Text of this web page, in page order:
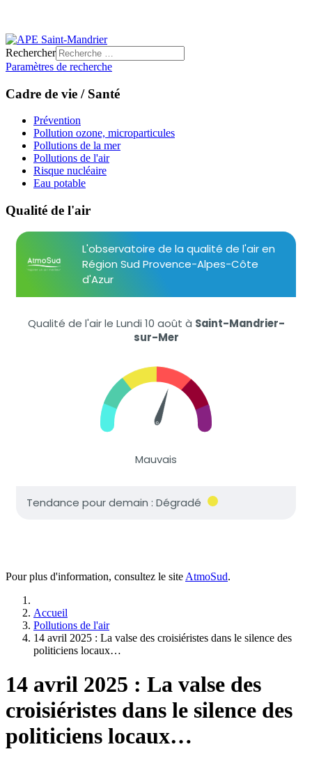
Rechercher
Paramètres de recherche
Cadre de vie / Santé
Prévention
Pollution ozone, microparticules
Pollutions de la mer
Pollutions de l'air
Risque nucléaire
Eau potable
Qualité de l'air
Pour plus d'information, consultez le site AtmoSud.
Accueil
Pollutions de l'air
14 avril 2025 : La valse des croisiéristes dans le silence des
politiciens locaux…
14 avril 2025 : La valse des
croisiéristes dans le silence des
politiciens locaux…